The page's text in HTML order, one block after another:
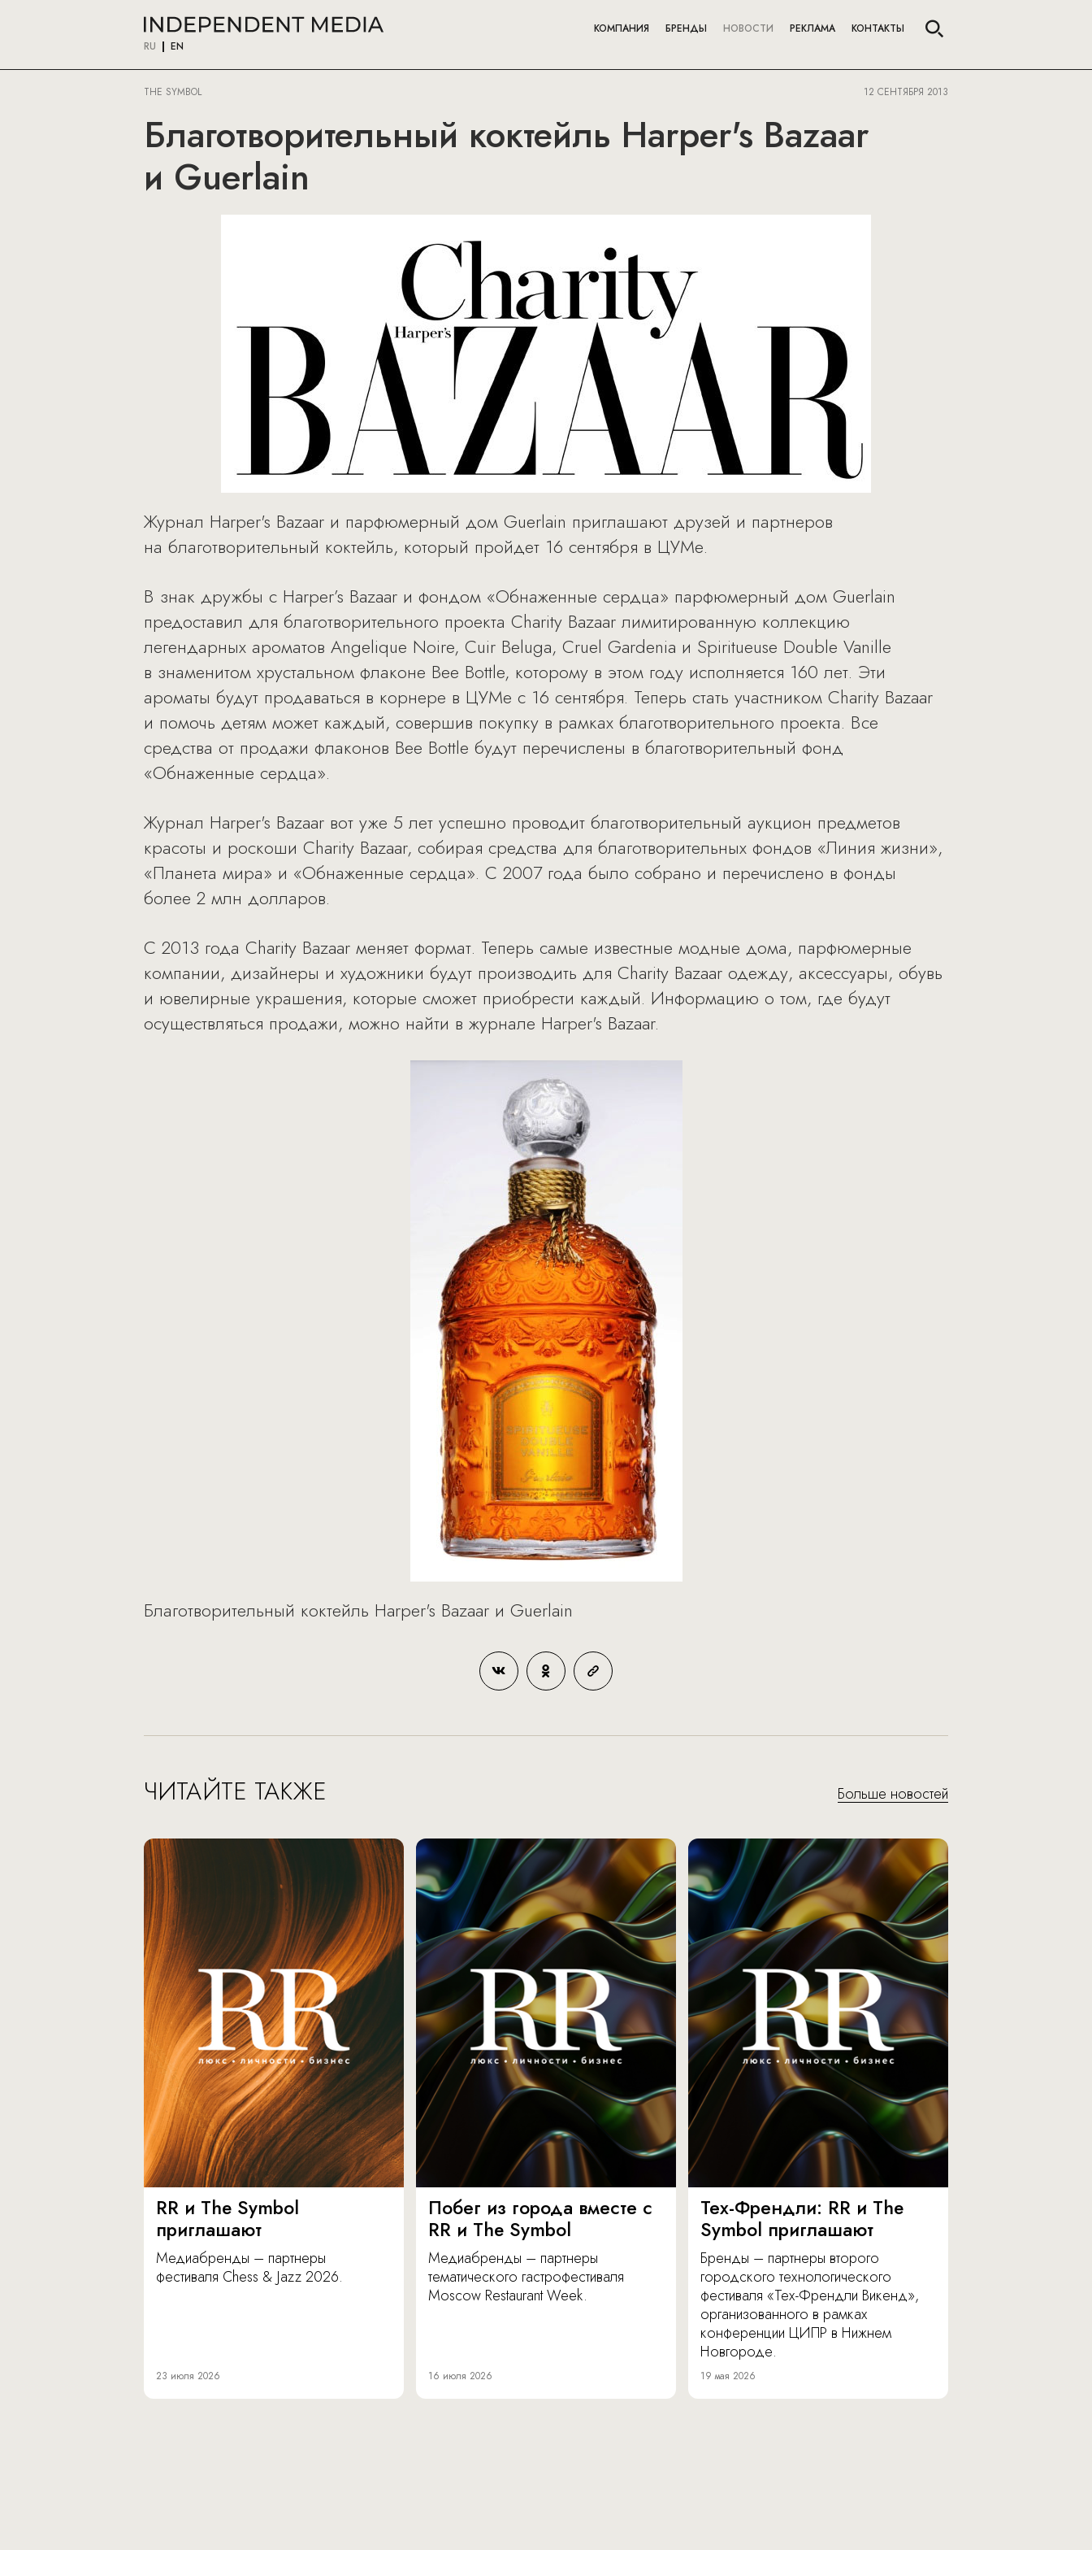
RU EN
КОМПАНИЯ БРЕНДЫ НОВОСТИ РЕКЛАМА КОНТАКТЫ
THE SYMBOL 12 СЕНТЯБРЯ 2013
Благотворительный коктейль Harper's Bazaar
и Guerlain
Журнал Harper's Bazaar и парфюмерный дом Guerlain приглашают друзей и партнеров
на благотворительный коктейль, который пройдет 16 сентября в ЦУМе.
В знак дружбы с Harper’s Bazaar и фондом «Обнаженные сердца» парфюмерный дом Guerlain
предоставил для благотворительного проекта Charity Bazaar лимитированную коллекцию
легендарных ароматов Angelique Noire, Cuir Beluga, Cruel Gardenia и Spiritueuse Double Vanille
в знаменитом хрустальном флаконе Bee Bottle, которому в этом году исполняется 160 лет. Эти
ароматы будут продаваться в корнере в ЦУМе с 16 сентября. Теперь стать участником Charity Bazaar
и помочь детям может каждый, совершив покупку в рамках благотворительного проекта. Все
средства от продажи флаконов Bee Bottle будут перечислены в благотворительный фонд
«Обнаженные сердца».
Журнал Harper's Bazaar вот уже 5 лет успешно проводит благотворительный аукцион предметов
красоты и роскоши Charity Bazaar, собирая средства для благотворительных фондов «Линия жизни»,
«Планета мира» и «Обнаженные сердца». С 2007 года было собрано и перечислено в фонды
более 2 млн долларов.
С 2013 года Charity Bazaar меняет формат. Теперь самые известные модные дома, парфюмерные
компании, дизайнеры и художники будут производить для Charity Bazaar одежду, аксессуары, обувь
и ювелирные украшения, которые сможет приобрести каждый. Информацию о том, где будут
осуществляться продажи, можно найти в журнале Harper's Bazaar.
Благотворительный коктейль Harper's Bazaar и Guerlain
ЧИТАЙТЕ ТАКЖЕ Больше новостей
RR и The Symbol
приглашают
Медиабренды – партнеры
фестиваля Chess & Jazz 2026.
23 июля 2026
Побег из города вместе с
RR и The Symbol
Медиабренды – партнеры
тематического гастрофестиваля
Moscow Restaurant Week.
16 июля 2026
Тех-Френдли: RR и The
Symbol приглашают
Бренды – партнеры второго
городского технологического
фестиваля «Тех-Френдли Викенд»,
организованного в рамках
конференции ЦИПР в Нижнем
Новгороде.
19 мая 2026